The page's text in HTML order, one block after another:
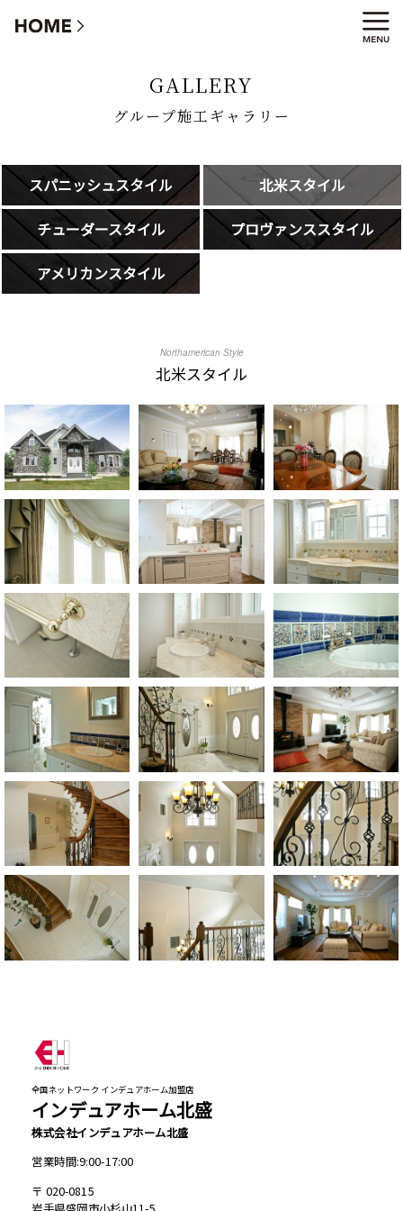
グループ施工ギャラリー
GALLERY
グループ施工ギャラリー
スパニッシュスタイル 北米スタイル
チューダースタイル プロヴァンススタイル
アメリカンスタイル
Northamerican Style
北米スタイル
全国ネットワーク インデュアホーム加盟店
インデュアホーム北盛
株式会社インデュアホーム北盛
営業時間:9:00-17:00
020-0815
岩手県盛岡市小杉山11-5